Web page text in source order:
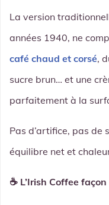
La version
années 1940, ne
café chaud et corsé,
sucre brun… et une
parfaitement à la
Pas d’artifice, pas de
équilibre net et
☕ L’Irish Coffee